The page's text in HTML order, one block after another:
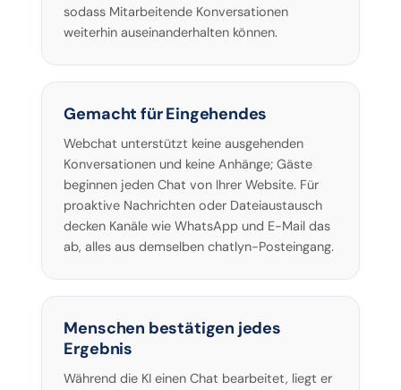
sodass Mitarbeitende Konversationen
weiterhin auseinanderhalten können.
Gemacht für Eingehendes
Webchat unterstützt keine ausgehenden
Konversationen und keine Anhänge; Gäste
beginnen jeden Chat von Ihrer Website. Für
proaktive Nachrichten oder Dateiaustausch
decken Kanäle wie WhatsApp und E-Mail das
ab, alles aus demselben chatlyn-Posteingang.
Menschen bestätigen jedes
Ergebnis
Während die KI einen Chat bearbeitet, liegt er